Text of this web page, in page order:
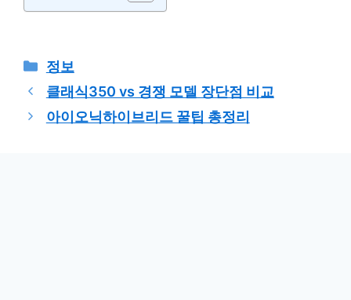
카
테
고
리
정보
클래식350 vs 경쟁 모델 장단점 비교
아이오닉하이브리드 꿀팁 총정리